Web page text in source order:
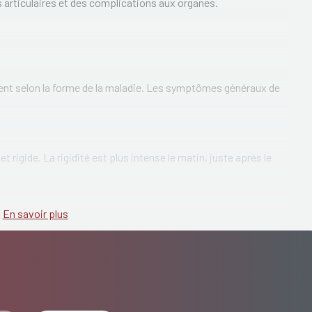
selon la forme de la maladie. Les symptômes généraux de
rigide. La rigidité est plus intense le matin, juste après le
fièvre et ressentir une grande fatigue. Surtout en cas
En savoir plus